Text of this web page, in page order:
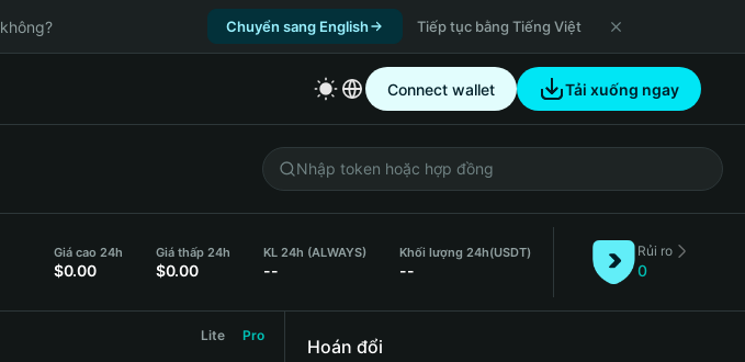
không? Chuyển sang English Tiếp tục bằng Tiếng Việt
Connect wallet Tải xuống ngay
Giá cao 24h
$0.00
Giá thấp 24h
$0.00
KL 24h (ALWAYS)
--
Khối lượng 24h(USDT)
--
Rủi ro
0
Lite Pro
Hoán đổi